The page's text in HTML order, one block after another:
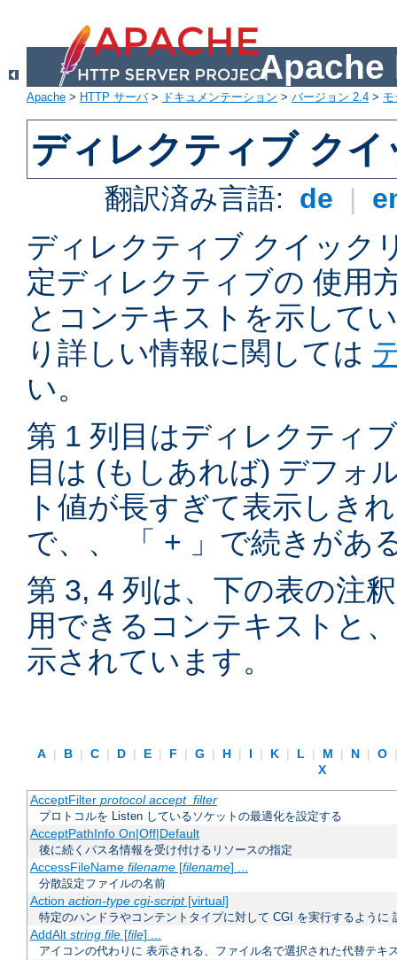
Apache
Apache > HTTP サーバ> ドキュメンテーション > バージョン 2.4 >
ディレクティブ ク
翻訳済み言語: de |
ディレクティブ クイック
定ディレクティブの 使用
とコンテキストを示して
り詳しい情報に関しては
い。
第 1 列目はディレクティ
目は (もしあれば) デフォ
ト値が長すぎて表示しき
で、、 「 + 」で続きがあ
第 3, 4 列は、下の表の注
用できるコンテキストと
示されています。
A | B | C | D | E | F | G | H | I | K | L | M | N | O
X
AcceptFilter protocol accept_filter
プロトコルを Listen しているソケットの最適化を設定する
AcceptPathInfo On|Off|Default
後に続くパス名情報を受け付けるリソースの指定
AccessFileName filename[filename] ...
分散設定ファイルの名前
Action action-type cgi-script[virtual]
特定のハンドラやコンテントタイプに対して CGI を実行するように
AddAlt string file[file] ...
アイコンの代わりに 表示される、ファイル名で選択された代替テキ